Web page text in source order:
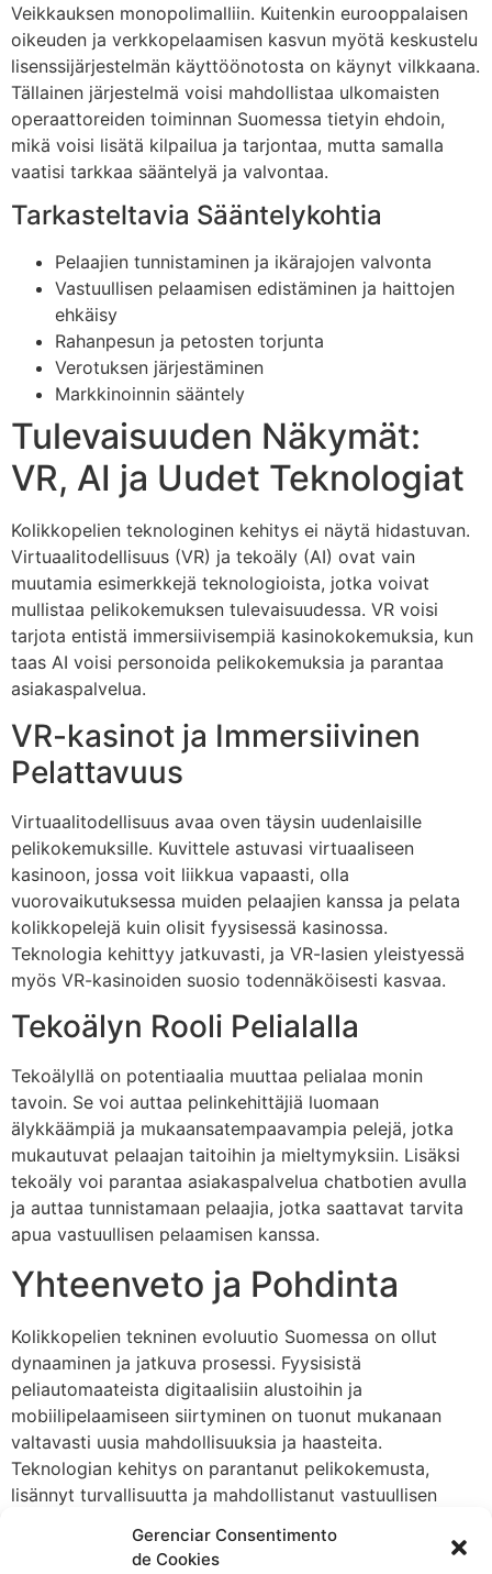
Gerenciar Consentimento
de Cookies
Veikkauksen monopolimalliin. Kuitenkin eurooppalaisen
oikeuden ja verkkopelaamisen kasvun myötä keskustelu
lisenssijärjestelmän käyttöönotosta on käynyt vilkkaana.
Tällainen järjestelmä voisi mahdollistaa ulkomaisten
operaattoreiden toiminnan Suomessa tietyin ehdoin,
mikä voisi lisätä kilpailua ja tarjontaa, mutta samalla
vaatisi tarkkaa sääntelyä ja valvontaa.
Tarkasteltavia Sääntelykohtia
Pelaajien tunnistaminen ja ikärajojen valvonta
Vastuullisen pelaamisen edistäminen ja haittojen
ehkäisy
Rahanpesun ja petosten torjunta
Verotuksen järjestäminen
Markkinoinnin sääntely
Tulevaisuuden Näkymät:
VR, AI ja Uudet Teknologiat
Kolikkopelien teknologinen kehitys ei näytä hidastuvan.
Virtuaalitodellisuus (VR) ja tekoäly (AI) ovat vain
muutamia esimerkkejä teknologioista, jotka voivat
mullistaa pelikokemuksen tulevaisuudessa. VR voisi
tarjota entistä immersiivisempiä kasinokokemuksia, kun
taas AI voisi personoida pelikokemuksia ja parantaa
asiakaspalvelua.
VR-kasinot ja Immersiivinen
Pelattavuus
Virtuaalitodellisuus avaa oven täysin uudenlaisille
pelikokemuksille. Kuvittele astuvasi virtuaaliseen
kasinoon, jossa voit liikkua vapaasti, olla
vuorovaikutuksessa muiden pelaajien kanssa ja pelata
kolikkopelejä kuin olisit fyysisessä kasinossa.
Teknologia kehittyy jatkuvasti, ja VR-lasien yleistyessä
myös VR-kasinoiden suosio todennäköisesti kasvaa.
Tekoälyn Rooli Pelialalla
Tekoälyllä on potentiaalia muuttaa pelialaa monin
tavoin. Se voi auttaa pelinkehittäjiä luomaan
älykkäämpiä ja mukaansatempaavampia pelejä, jotka
mukautuvat pelaajan taitoihin ja mieltymyksiin. Lisäksi
tekoäly voi parantaa asiakaspalvelua chatbotien avulla
ja auttaa tunnistamaan pelaajia, jotka saattavat tarvita
apua vastuullisen pelaamisen kanssa.
Yhteenveto ja Pohdinta
Kolikkopelien tekninen evoluutio Suomessa on ollut
dynaaminen ja jatkuva prosessi. Fyysisistä
peliautomaateista digitaalisiin alustoihin ja
mobiilipelaamiseen siirtyminen on tuonut mukanaan
valtavasti uusia mahdollisuuksia ja haasteita.
Teknologian kehitys on parantanut pelikokemusta,
lisännyt turvallisuutta ja mahdollistanut vastuullisen
pysyttävä kehityksen mukana, jotta pelaajat voivat